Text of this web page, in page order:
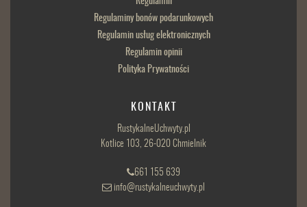
Regulaminy bonów podarunkowych
Regulamin usług elektronicznych
Regulamin opinii
Polityka Prywatności
KONTAKT
RustykalneUchwyty.pl
Kotlice 103, 26-020 Chmielnik
661 155 639
info@rustykalneuchwyty.pl